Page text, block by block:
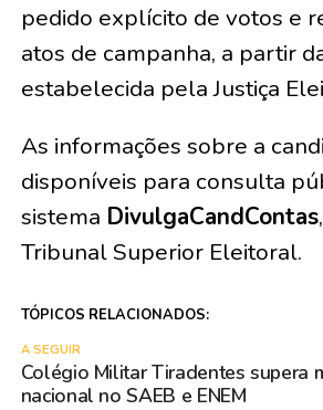
pedido explícito de votos e
atos de campanha, a partir
estabelecida pela Justiça
As informações sobre a
disponíveis para consulta
sistema DivulgaCandContas
Tribunal Superior Eleitoral.
TÓPICOS RELACIONADOS:
A SEGUIR
Colégio Militar Tiradentes supera
nacional no SAEB e ENEM